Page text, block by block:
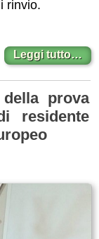
rinvio.
Leggi tutto…
prova
residente